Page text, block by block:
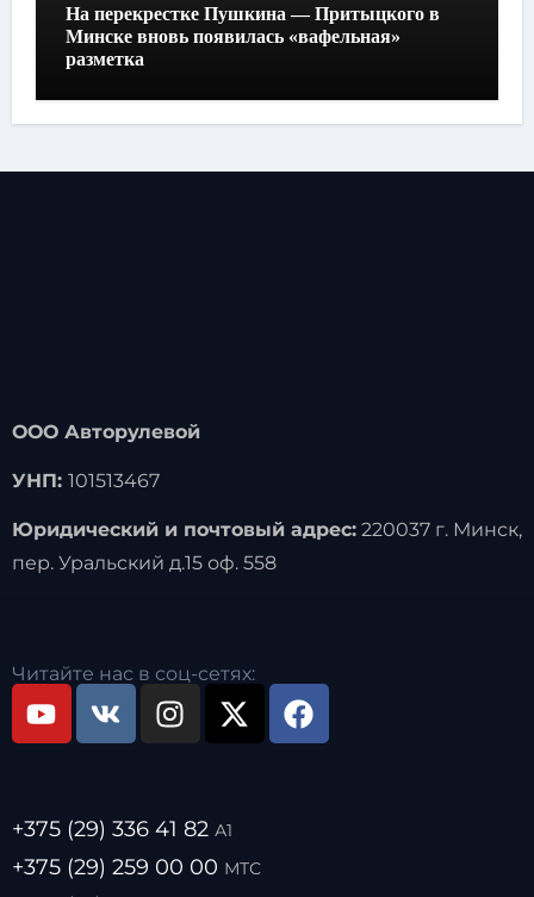
На перекрестке Пушкина — Притыцкого в
Минске вновь появилась «вафельная»
разметка
ООО Авторулевой
УНП: 101513467
Юридический и почтовый адрес:220037 г. Минск,
пер. Уральский д.15 оф. 558
Читайте нас в соц-сетях:
+375 (29) 336 41 82 А1
+375 (29) 259 00 00 МТС